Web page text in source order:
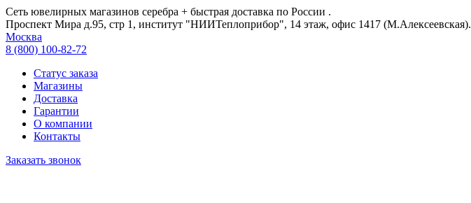
Сеть ювелирных магазинов серебра + быстрая доставка по России .
Проспект Мира д.95, стр 1, институт "НИИТеплоприбор", 14 этаж, офис 1417 (М.Алексеевская).
Москва
8 (800) 100-82-72
Статус заказа
Магазины
Доставка
Гарантии
О компании
Контакты
Заказать звонок